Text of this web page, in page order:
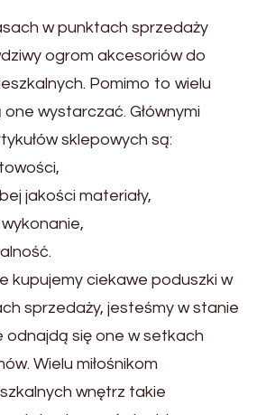
w punktach sprzedaży
ogrom akcesoriów do
Pomimo to wielu
wystarczać. Głównymi
sklepowych są:
jakości materiały,
kupujemy ciekawe poduszki w
sprzedaży, jesteśmy w stanie
odnajdą się one w setkach
Wielu miłośnikom
wnętrz takie